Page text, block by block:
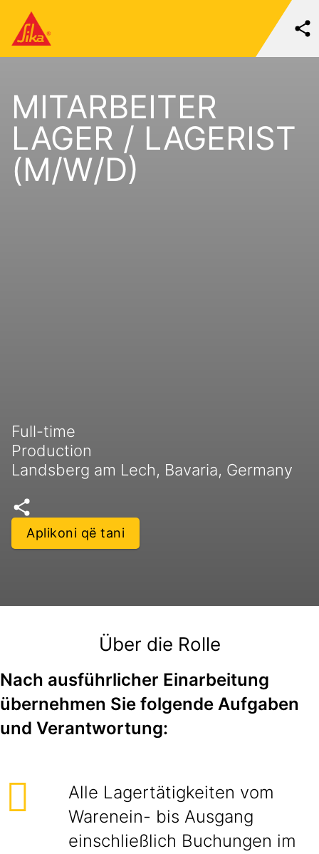
MITARBEITER
LAGER / LAGERIST
(M/W/D)
Full-time
Production
Landsberg am Lech, Bavaria, Germany
Aplikoni që tani
Über die Rolle
Nach ausführlicher Einarbeitung
übernehmen Sie folgende Aufgaben
und Verantwortung:
Alle Lagertätigkeiten vom
Warenein- bis Ausgang
einschließlich Buchungen im